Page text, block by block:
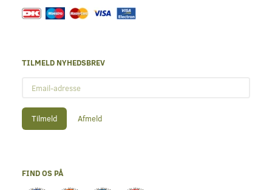
TILMELD NYHEDSBREV
adresse
Tilmeld Afmeld
FIND OS PÅ